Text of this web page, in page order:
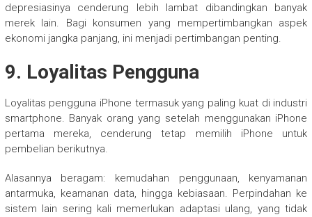
depresiasinya cenderung lebih lambat dibandingkan banyak
merek lain. Bagi konsumen yang mempertimbangkan aspek
ekonomi jangka panjang, ini menjadi pertimbangan penting.
9. Loyalitas Pengguna
Loyalitas pengguna iPhone termasuk yang paling kuat di industri
smartphone. Banyak orang yang setelah menggunakan iPhone
pertama mereka, cenderung tetap memilih iPhone untuk
pembelian berikutnya.
Alasannya beragam: kemudahan penggunaan, kenyamanan
antarmuka, keamanan data, hingga kebiasaan. Perpindahan ke
sistem lain sering kali memerlukan adaptasi ulang, yang tidak